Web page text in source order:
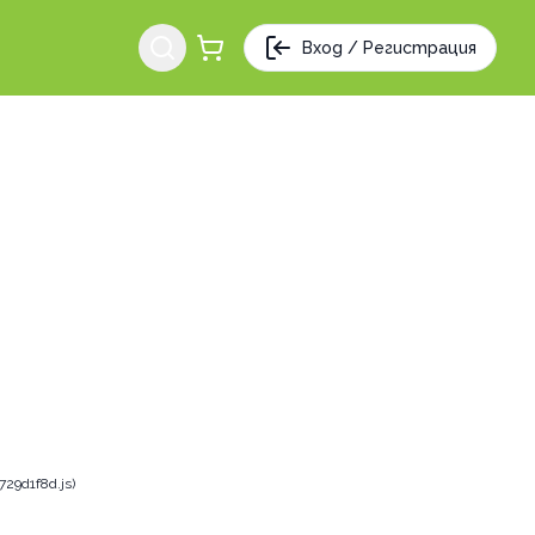
Вход / Регистрация